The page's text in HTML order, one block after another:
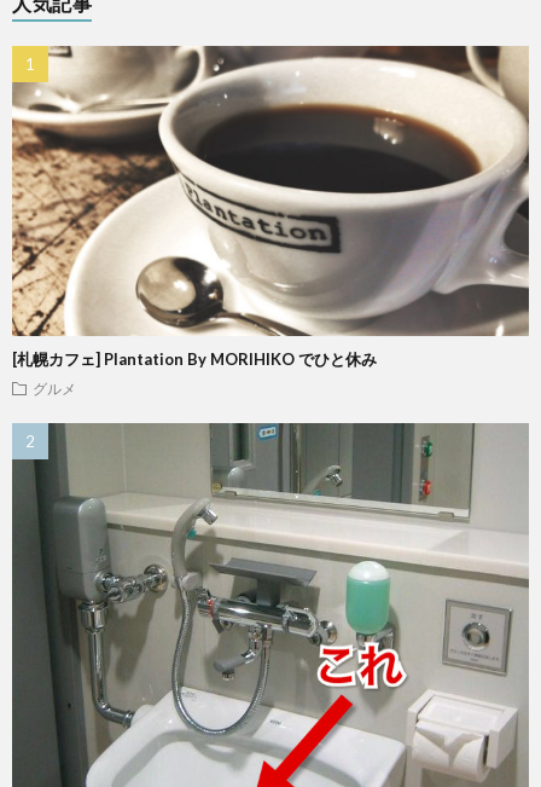
[札幌カフェ] Plantation By MORIHIKO でひと休み
グルメ